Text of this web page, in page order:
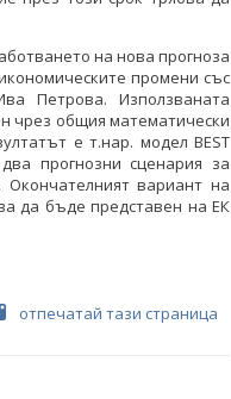
на нова прогноза
промени със
Петрова. Използваната
чрез общия математически
е т.нар. модел BEST
прогнозни сценария за
вариант на
да бъде представен на ЕК
отпечатай тази страница